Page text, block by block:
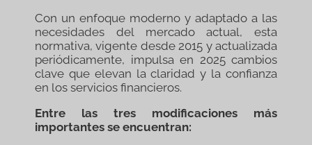
Con un enfoque moderno y adaptado a las
necesidades del mercado actual, esta
normativa, vigente desde 2015 y actualizada
periódicamente, impulsa en 2025 cambios
clave que elevan la claridad y la confianza
en los servicios financieros.
Entre las tres modificaciones más
importantes se encuentran: